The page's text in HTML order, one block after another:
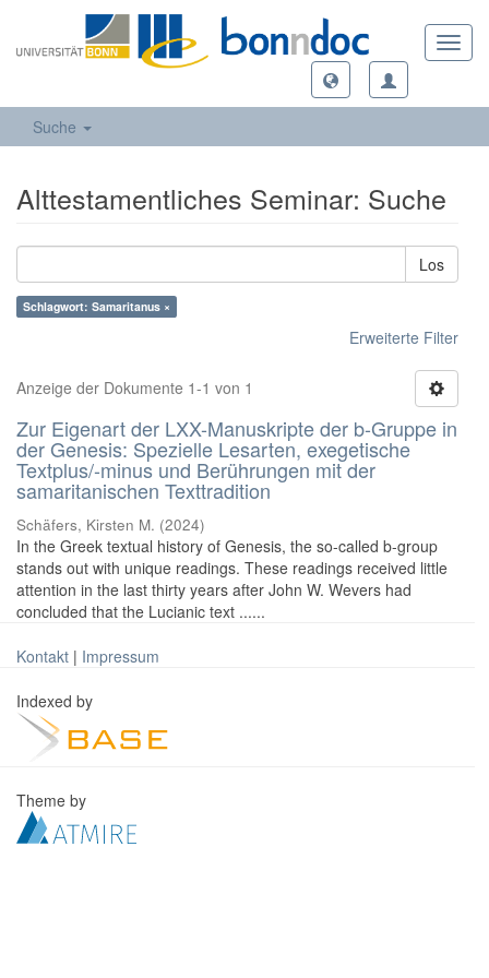
Suche
Alttestamentliches Seminar: Suche
Los
Schlagwort: Samaritanus ×
Erweiterte Filter
Anzeige der Dokumente 1-1 von 1
Zur Eigenart der LXX-Manuskripte der b-Gruppe in
der Genesis: Spezielle Lesarten, exegetische
Textplus/-minus und Berührungen mit der
samaritanischen Texttradition
Schäfers, Kirsten M. (2024)
In the Greek textual history of Genesis, the so-called b-group
stands out with unique readings. These readings received little
attention in the last thirty years after John W. Wevers had
concluded that the Lucianic text ......
Kontakt | Impressum
Indexed by
Theme by